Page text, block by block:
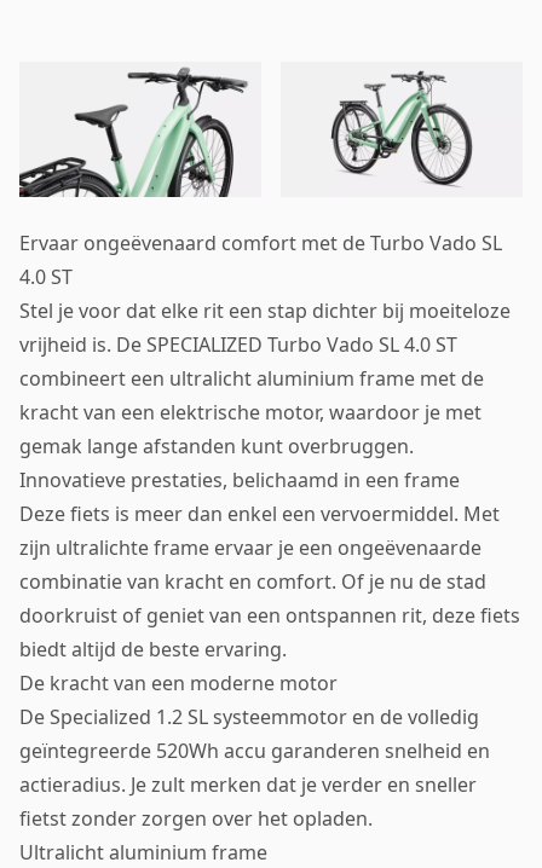
Ervaar ongeëvenaard comfort met de Turbo Vado SL
4.0 ST
Stel je voor dat elke rit een stap dichter bij moeiteloze
vrijheid is. De SPECIALIZED Turbo Vado SL 4.0 ST
combineert een ultralicht aluminium frame met de
kracht van een elektrische motor, waardoor je met
gemak lange afstanden kunt overbruggen.
Innovatieve prestaties, belichaamd in een frame
Deze fiets is meer dan enkel een vervoermiddel. Met
zijn ultralichte frame ervaar je een ongeëvenaarde
combinatie van kracht en comfort. Of je nu de stad
doorkruist of geniet van een ontspannen rit, deze fiets
biedt altijd de beste ervaring.
De kracht van een moderne motor
De Specialized 1.2 SL systeemmotor en de volledig
geïntegreerde 520Wh accu garanderen snelheid en
actieradius. Je zult merken dat je verder en sneller
fietst zonder zorgen over het opladen.
Ultralicht aluminium frame